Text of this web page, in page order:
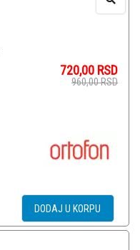
720,00 RSD
960,00RSD
DODAJ U KORPU